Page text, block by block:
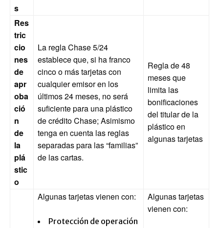
s
Res
tric
cio
nes
de
apr
oba
ció
n
de
la
plá
stic
o
La regla Chase 5/24
establece que, si ha franco
cinco o más tarjetas con
cualquier emisor en los
últimos 24 meses, no será
suficiente para una plástico
de crédito Chase; Asimismo
tenga en cuenta las reglas
separadas para las “familias”
de las cartas.
Regla de 48
meses que
limita las
bonificaciones
del titular de la
plástico en
algunas tarjetas
Algunas tarjetas vienen con:
Protección de operación
Algunas tarjetas
vienen con: